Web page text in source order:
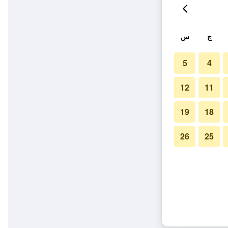
ج س
4
5
11
12
18
19
25
26